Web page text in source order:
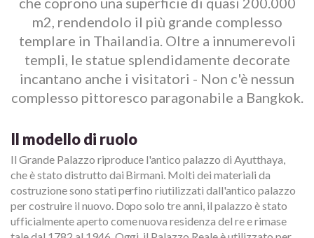
m2, rendendolo il più grande complesso
templare in Thailandia. Oltre a innumerevoli
templi, le statue splendidamente decorate
incantano anche i visitatori - Non c'è nessun
complesso pittoresco paragonabile a Bangkok.
Il modello di ruolo
Il Grande Palazzo riproduce l'antico palazzo di Ayutthaya,
che è stato distrutto dai Birmani. Molti dei materiali da
costruzione sono stati perfino riutilizzati dall'antico palazzo
per costruire il nuovo. Dopo solo tre anni, il palazzo è stato
ufficialmente aperto come nuova residenza del re e rimase